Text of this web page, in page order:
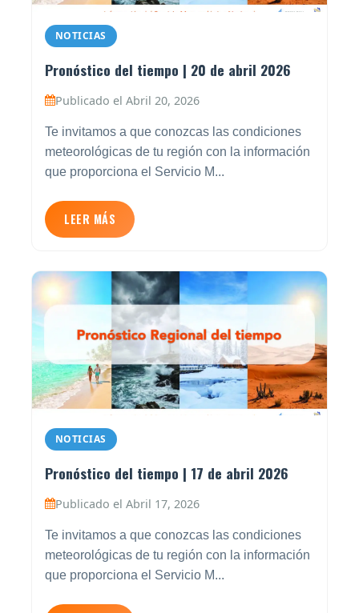
NOTICIAS
Pronóstico del tiempo | 20 de abril 2026
Publicado el Abril 20, 2026
Te invitamos a que conozcas las condiciones
meteorológicas de tu región con la información
que proporciona el Servicio M...
LEER MÁS
NOTICIAS
Pronóstico del tiempo | 17 de abril 2026
Publicado el Abril 17, 2026
Te invitamos a que conozcas las condiciones
meteorológicas de tu región con la información
que proporciona el Servicio M...